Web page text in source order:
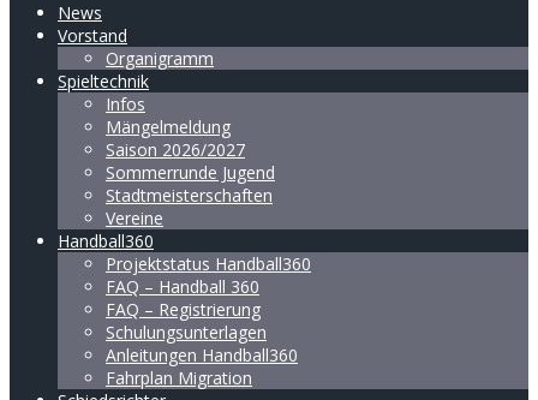
News
Vorstand
Organigramm
Spieltechnik
Infos
Mängelmeldung
Saison 2026/2027
Sommerrunde Jugend
Stadtmeisterschaften
Vereine
Handball360
Projektstatus Handball360
FAQ – Handball 360
FAQ – Registrierung
Schulungsunterlagen
Anleitungen Handball360
Fahrplan Migration